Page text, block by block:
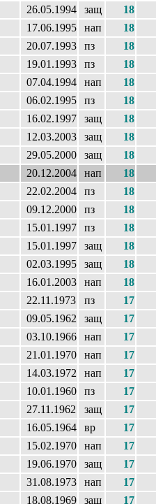
26.05.1994 защ 18
17.06.1995 нап 18
20.07.1993 пз 18
19.01.1993 пз 18
07.04.1994 нап 18
06.02.1995 пз 18
16.02.1997 защ 18
12.03.2003 защ 18
29.05.2000 защ 18
20.12.2004 нап 18
22.02.2004 пз 18
09.12.2000 пз 18
15.01.1997 пз 18
15.01.1997 защ 18
02.03.1995 защ 18
16.01.2003 нап 18
22.11.1973 пз 17
09.05.1962 защ 17
03.10.1966 нап 17
21.01.1970 нап 17
14.03.1972 нап 17
10.01.1960 пз 17
27.11.1962 защ 17
16.05.1964 вр 17
15.02.1970 нап 17
19.06.1970 защ 17
31.08.1973 нап 17
18.08.1969 защ 17